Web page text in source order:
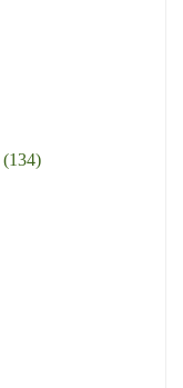
(134)